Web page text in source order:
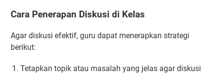
Cara Penerapan Diskusi di Kelas
Agar diskusi efektif, guru dapat menerapkan strategi
berikut:
Tetapkan topik atau masalah yang jelas agar diskusi